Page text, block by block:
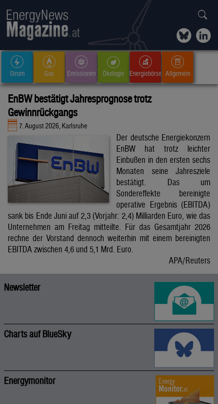
Strom Gas Emissionen Ökologie Energiebörse Allgemein
EnBW bestätigt Jahresprognose trotz
Gewinnrückgangs
7. August 2026, Karlsruhe
Der deutsche Energiekonzern
EnBW hat trotz leichter
Einbußen in den ersten sechs
Monaten seine Jahresziele
bestätigt. Das um
Sondereffekte bereinigte
operative Ergebnis (EBITDA)
sank bis Ende Juni auf 2,3 (Vorjahr: 2,4) Milliarden Euro, wie das
Unternehmen am Freitag mitteilte. Für das Gesamtjahr 2026
rechne der Vorstand dennoch weiterhin mit einem bereinigten
EBITDA zwischen 4,6 und 5,1 Mrd. Euro.
APA/Reuters
Newsletter
Charts auf BlueSky
Energymonitor